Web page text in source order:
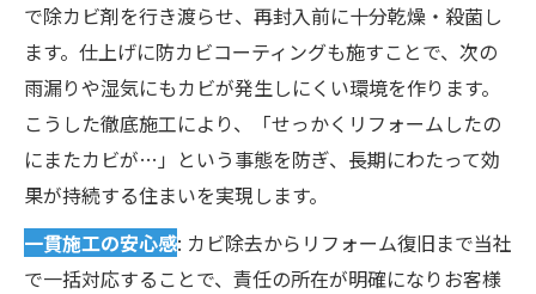
で除カビ剤を行き渡らせ、再封入前に十分乾燥・殺菌し
ます。仕上げに防カビコーティングも施すことで、次の
雨漏りや湿気にもカビが発生しにくい環境を作ります。
こうした徹底施工により、「せっかくリフォームしたの
にまたカビが…」という事態を防ぎ、長期にわたって効
果が持続する住まいを実現します。
一貫施工の安心感: カビ除去からリフォーム復旧まで当社
で一括対応することで、責任の所在が明確になりお客様